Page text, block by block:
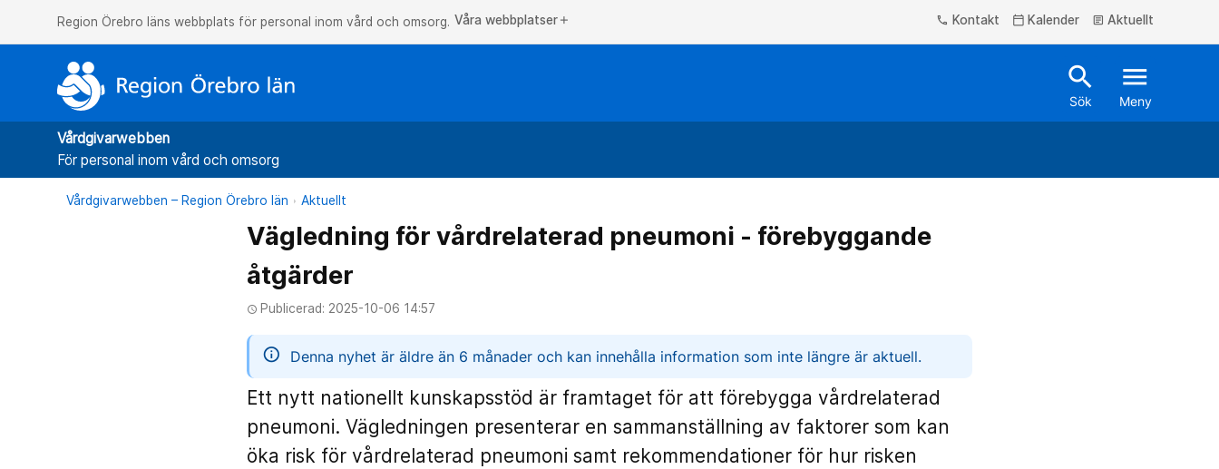
Region Örebro läns webbplats för personal inom vård och omsorg. Våra webbplatser add phone Kontakt calendar_today Kalender article Aktuellt
search
Sök
menu
Meny
Vårdgivarwebben
För personal inom vård och omsorg
Vårdgivarwebben – Region Örebro län Aktuellt
Vägledning för vårdrelaterad pneumoni - förebyggande
åtgärder
access_time Publicerad: 2025-10-06 14:57
information
Denna nyhet är äldre än 6 månader och kan innehålla information som inte längre är aktuell.
Ett nytt nationellt kunskapsstöd är framtaget för att förebygga vårdrelaterad
pneumoni. Vägledningen presenterar en sammanställning av faktorer som kan
öka risk för vårdrelaterad pneumoni samt rekommendationer för hur risken